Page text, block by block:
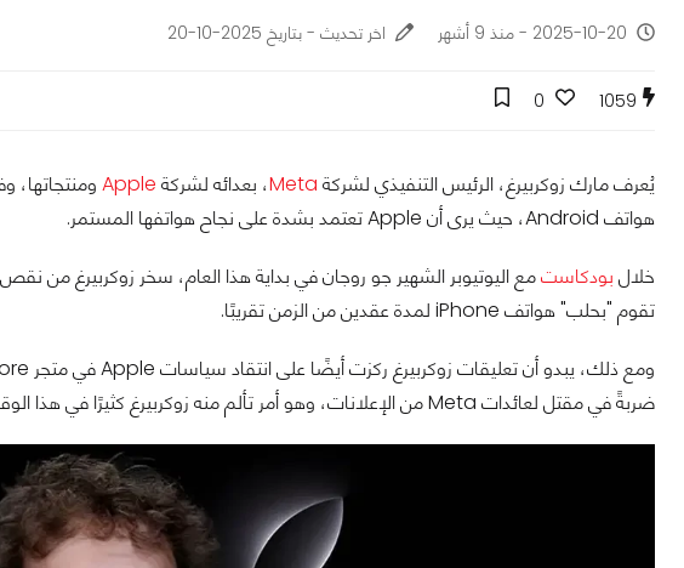
2025-10-20 - منذ 9 أشهر اخر تحديث - بتاريخ 2025-10-20
1059
0
يُعرف مارك زوكربيرغ، الرئيس التنفيذي لشركة Meta، بعدائه لشركة Apple
هواتف Android، حيث يرى أن Apple تعتمد بشدة على نجاح هواتفها المستمر.
خلال بودكاست
تقوم "بحلب" هواتف iPhone لمدة عقدين من الزمن تقريبًا.
ضربةً في مقتل لعائدات Meta من الإعلانات، وهو أمر تألم منه زوكربيرغ كثيرًا في هذا الوقت.